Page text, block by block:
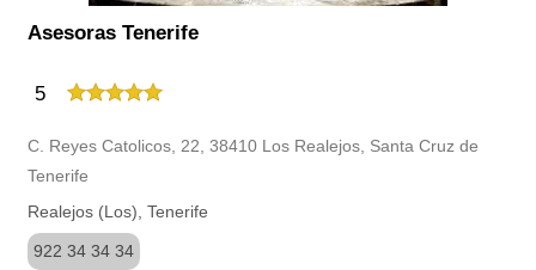
Asesoras Tenerife
5
C. Reyes Catolicos, 22, 38410 Los Realejos, Santa Cruz de
Tenerife
Realejos (Los), Tenerife
922 34 34 34